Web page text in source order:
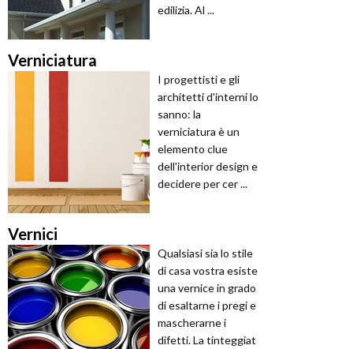
edilizia. Al ...
Verniciatura
I progettisti e gli
architetti d'interni lo
sanno: la
verniciatura è un
elemento clue
dell'interior design e
decidere per cer ...
Vernici
Qualsiasi sia lo stile
di casa vostra esiste
una vernice in grado
di esaltarne i pregi e
mascherarne i
difetti. La tinteggiat